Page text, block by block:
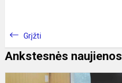
Grįžti
Ankstesnės naujienos